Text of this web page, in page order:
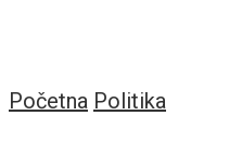
Početna Politika